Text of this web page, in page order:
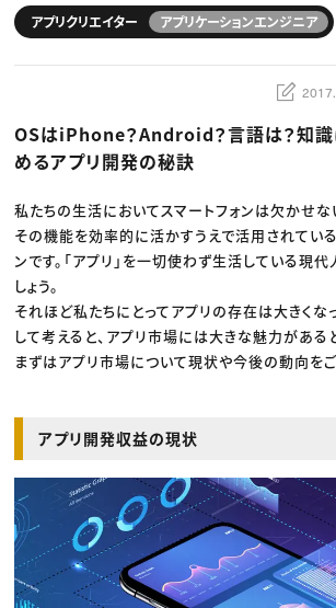
スキルアップしたい！
デザイン
編集・ライティング
マーケティング
ディレクション
業界解説・キャリア事情
TOP Creator’s コラム
Webクリエイター
アプリクリエイター
ゲームクリエイター
映像クリエイター
クリエイターインタビュー
C＆R Magazine
セミナー
ニュース・トレンド トップ
Web
映像
ゲーム・エンタメ
広告
出版
CREATIVE VILLAGEからのお知らせ
アプリクリエイター アプリケーションエンジニア
OSはiPhone？Android？言語は？知
めるアプリ開発の秘訣
私たちの生活においてスマートフォンは欠かせな
その機能を効率的に活かすうえで活用されてい
ンです。「アプリ」を一切使わず生活している現
しょう。
それほど私たちにとってアプリの存在は大きくな
して考えると、アプリ市場には大きな魅力がある
まずはアプリ市場について現状や今後の動向をご
アプリ開発収益の現状